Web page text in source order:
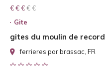
€ € € € €
€ € €
Gite
gites du moulin de record
ferrieres par brassac, FR